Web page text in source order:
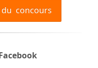
concours